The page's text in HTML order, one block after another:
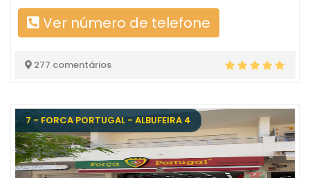
Ver número de telefone
277 comentários
7 - FORCA PORTUGAL - ALBUFEIRA 4